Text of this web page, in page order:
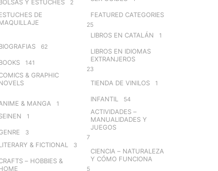
Y ESTUCHES 2
DE
62
141
& GRAPHIC
& MANGA 1
1
3
& FICTIONAL 3
– HOBBIES &
FEATURED CATEGORIES
25
LIBROS EN CATALÁN 1
LIBROS EN IDIOMAS
EXTRANJEROS
23
TIENDA DE VINILOS 1
INFANTIL 54
ACTIVIDADES –
MANUALIDADES Y
JUEGOS
7
CIENCIA – NATURALEZA
Y CÓMO FUNCIONA
5